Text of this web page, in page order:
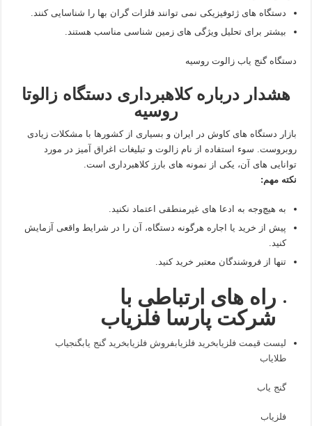
دستگاه‌ های ژئوفیزیکی نمی‌ توانند فلزات گران‌ بها را شناسایی کنند.
بیشتر برای تحلیل ویژگی‌ های زمین‌ شناسی مناسب هستند.
دستگاه گنج‌ یاب زالوت روسیه
هشدار درباره کلاهبرداری دستگاه زالوتا
روسیه
بازار دستگاه های کاوش در ایران و بسیاری از کشورها با مشکلات زیادی
روبروست. سوء استفاده از نام زالوت و تبلیغات اغراق‌ آمیز در مورد
توانایی‌ های آن، یکی از نمونه‌ های بارز کلاهبرداری است.
نکته مهم:
به هیچ‌وجه به ادعا های غیرمنطقی اعتماد نکنید.
پیش از خرید یا اجاره هرگونه دستگاه، آن را در شرایط واقعی آزمایش
کنید.
تنها از فروشندگان معتبر خرید کنید.
راه های ارتباطی با
شرکت پارسا فلزیاب
لیست قیمت فلزیابخرید فلزیابفروش فلزیابخرید گنج یابگنجیاب
طلایاب
گنج یاب
فلزیاب